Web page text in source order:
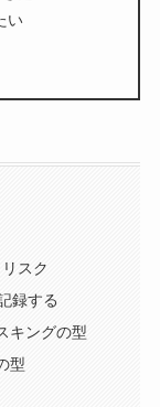
い
スク
録する
キングの型
型